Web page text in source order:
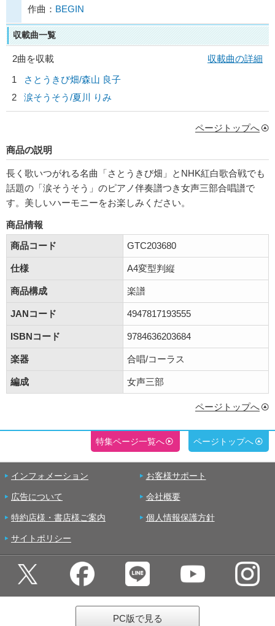
作曲： BEGIN
収載曲一覧
2曲を収載
収載曲の詳細
1
さとうきび畑/森山 良子
2
涙そうそう/夏川 りみ
ページトップへ
商品の説明
長く歌いつがれる名曲「さとうきび畑」とNHK紅白歌合戦でも
話題の「涙そうそう」のピアノ伴奏譜つき女声三部合唱譜で
す。美しいハーモニーをお楽しみください。
商品情報
商品コード
GTC203680
仕様 A4変型判縦
商品構成 楽譜
JANコード 4947817193555
ISBNコード 9784636203684
楽器 合唱/コーラス
編成 女声三部
ページトップへ
特集ページ一覧へ ページトップへ
インフォメーション お客様サポート
広告について 会社概要
特約店様・書店様ご案内 個人情報保護方針
サイトポリシー
PC版で見る